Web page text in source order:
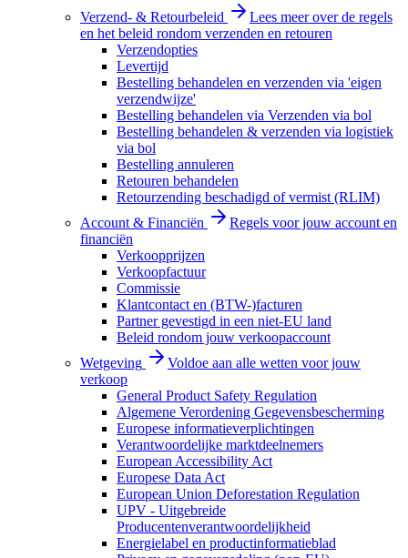
Verzend- & Retourbeleid
Lees meer over de regels
en het beleid rondom verzenden en retouren
Verzendopties
Levertijd
Bestelling behandelen en verzenden via 'eigen
verzendwijze'
Bestelling behandelen via Verzenden via bol
Bestelling behandelen & verzenden via logistiek
via bol
Bestelling annuleren
Retouren behandelen
Retourzending beschadigd of vermist (RLIM)
Account & Financiën
Regels voor jouw account en
financiën
Verkoopprijzen
Verkoopfactuur
Commissie
Klantcontact en (BTW-)facturen
Partner gevestigd in een niet-EU land
Beleid rondom jouw verkoopaccount
Wetgeving
Voldoe aan alle wetten voor jouw
verkoop
General Product Safety Regulation
Algemene Verordening Gegevensbescherming
Europese informatieverplichtingen
Verantwoordelijke marktdeelnemers
European Accessibility Act
Europese Data Act
European Union Deforestation Regulation
UPV - Uitgebreide
Producentenverantwoordelijkheid
Energielabel en productinformatieblad